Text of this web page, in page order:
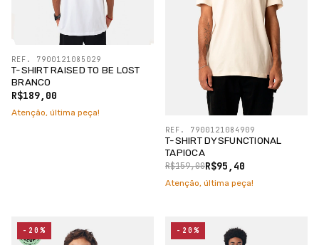
T-SHIRT RAISED TO BE LOST
BRANCO
R$189,00
REF. 7900121085029
Atenção, última peça!
T-SHIRT DYSFUNCTIONAL
TAPIOCA
R$95,40
R$159,00
REF. 7900121084909
Atenção, última peça!
-20% -20%